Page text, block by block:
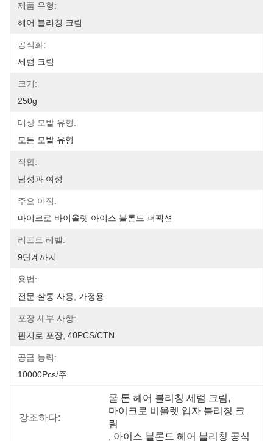
제품 유형:
헤어 블리칭 크림
공식화:
세럼 크림
크기:
250g
대상 모발 유형:
모든 모발 유형
적합:
남성과 여성
주요 이점:
마이크로 바이올렛 아이스 블론드 퍼펙션
리프트 레벨:
9단계까지
용법:
전문 살롱 사용, 가정용
포장 세부 사항:
판지로 포장, 40PCS/CTN
공급 능력:
10000Pcs/주
강조하다:
쿨 톤 헤어 블리칭 세럼 크림,
마이크로 비올렛 입자 블리칭 크
림
, 아이스 블론드 헤어 블리칭 공식